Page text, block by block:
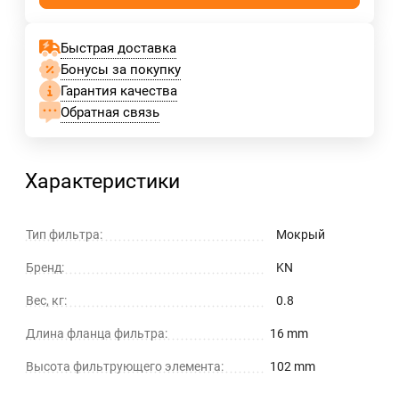
Быстрая доставка
Бонусы за покупку
Гарантия качества
Обратная связь
Характеристики
Тип фильтра: Мокрый
Бренд: KN
Вес, кг: 0.8
Длина фланца фильтра: 16 mm
Высота фильтрующего элемента: 102 mm